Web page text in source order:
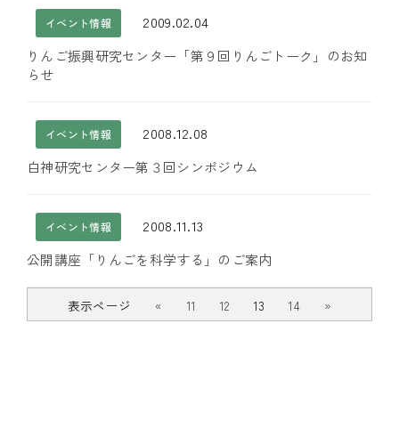
イベント情報
2009.02.04
りんご振興研究センター「第９回りんごトーク」のお知
らせ
イベント情報
2008.12.08
白神研究センター第３回シンポジウム
イベント情報
2008.11.13
公開講座「りんごを科学する」のご案内
表示ページ « 11 12 13 14 »